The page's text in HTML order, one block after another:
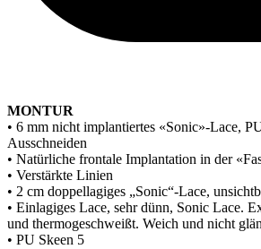
MONTUR
• 6 mm nicht implantiertes «Sonic»-Lace,
Ausschneiden
• Natürliche frontale Implantation in der
• Verstärkte Linien
• 2 cm doppellagiges „Sonic“-Lace,
• Einlagiges Lace, sehr dünn, Sonic Lace.
und thermogeschweißt. Weich und nicht
• PU Skeen 5